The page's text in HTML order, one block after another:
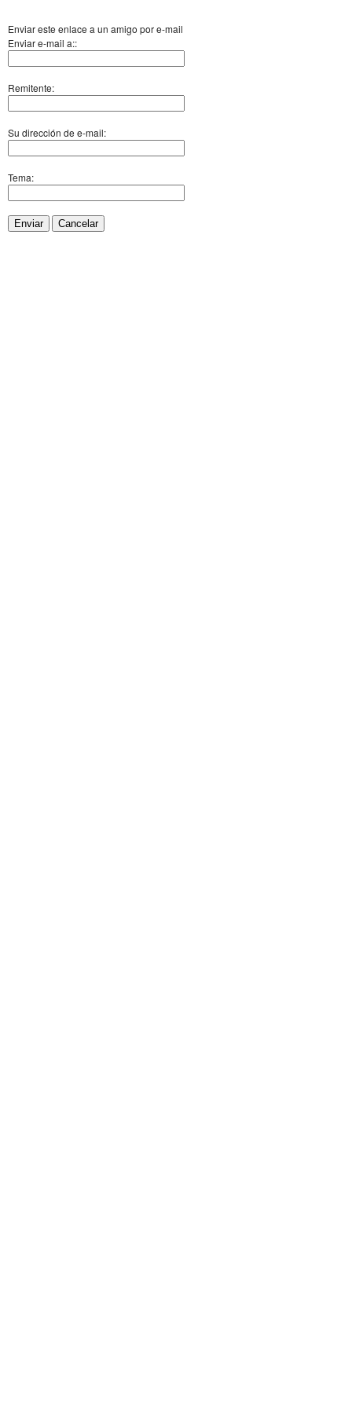
Enviar este enlace a un amigo por e-mail
Enviar e-mail a::
Remitente:
Su dirección de e-mail:
Tema:
Enviar Cancelar